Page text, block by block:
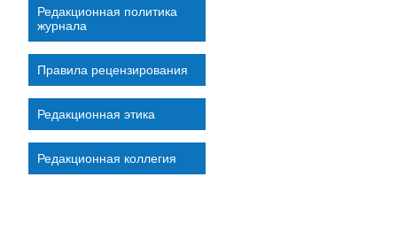
Редакционная политика
журнала
Правила рецензирования
Редакционная этика
Редакционная коллегия